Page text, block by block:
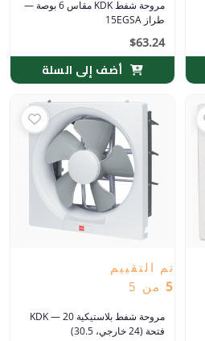
مروحة شفط KDK مقاس 6 بوصة —
طراز 15EGSA
$63.24
أضف إلى السلة
تم التقييم
5 من 5
مروحة شفط بلاستيكية KDK — 20
فتحة (24 خارجي، 30.5)